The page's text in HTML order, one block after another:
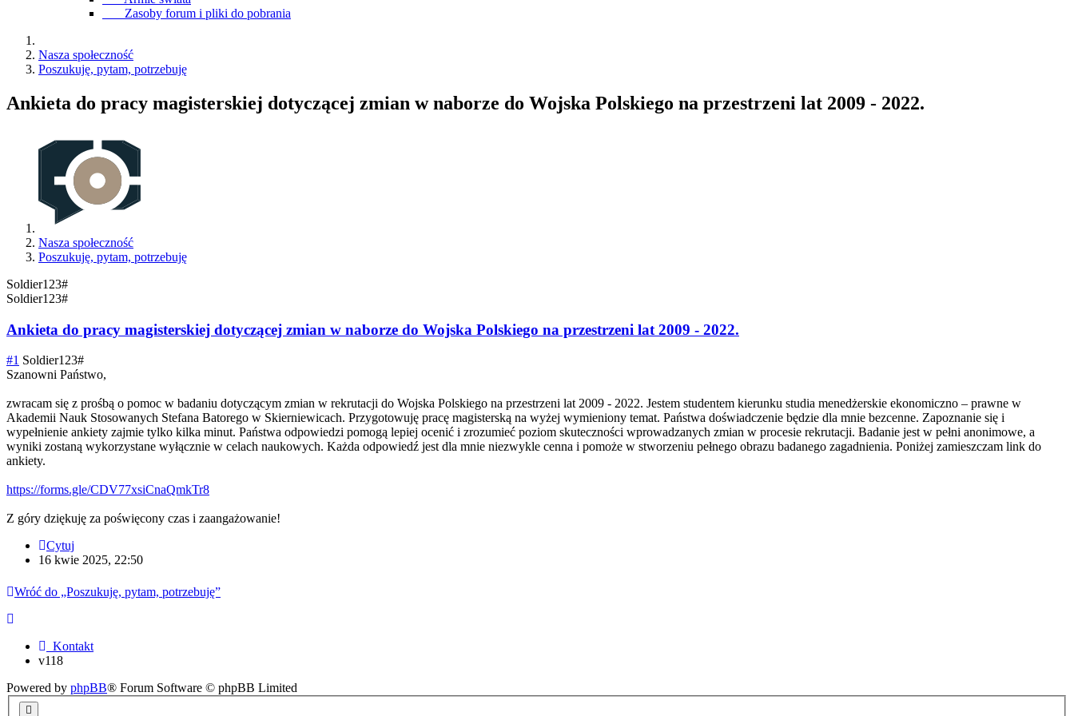
Zasoby forum i pliki do pobrania
Nasza społeczność
Poszukuję, pytam, potrzebuję
Ankieta do pracy magisterskiej dotyczącej zmian w naborze do Wojska Polskiego na przestrzeni lat 2009 - 2022.
Nasza społeczność
Poszukuję, pytam, potrzebuję
Soldier123#
Soldier123#
Ankieta do pracy magisterskiej dotyczącej zmian w naborze do Wojska Polskiego na przestrzeni lat 2009 - 2022.
#1 Soldier123#
Szanowni Państwo,
zwracam się z prośbą o pomoc w badaniu dotyczącym zmian w rekrutacji do Wojska Polskiego na przestrzeni lat 2009 - 2022. Jestem studentem kierunku studia menedżerskie ekonomiczno – prawne w
Akademii Nauk Stosowanych Stefana Batorego w Skierniewicach. Przygotowuję pracę magisterską na wyżej wymieniony temat. Państwa doświadczenie będzie dla mnie bezcenne. Zapoznanie się i
wypełnienie ankiety zajmie tylko kilka minut. Państwa odpowiedzi pomogą lepiej ocenić i zrozumieć poziom skuteczności wprowadzanych zmian w procesie rekrutacji. Badanie jest w pełni anonimowe, a
wyniki zostaną wykorzystane wyłącznie w celach naukowych. Każda odpowiedź jest dla mnie niezwykle cenna i pomoże w stworzeniu pełnego obrazu badanego zagadnienia. Poniżej zamieszczam link do
ankiety.
https://forms.gle/CDV77xsiCnaQmkTr8
Z góry dziękuję za poświęcony czas i zaangażowanie!
Cytuj
16 kwie 2025, 22:50
Wróć do „Poszukuję, pytam, potrzebuję”
Kontakt
v118
Powered by phpBB® Forum Software © phpBB Limited